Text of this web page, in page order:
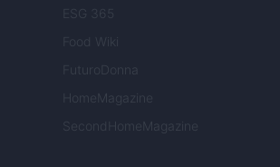
ESG 365
Food Wiki
FuturoDonna
HomeMagazine
SecondHomeMagazine